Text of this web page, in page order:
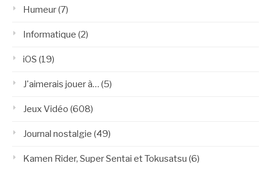
Humeur(7)
Informatique (2)
iOS (19)
J'aimerais jouer à… (5)
Jeux Vidéo (608)
Journal nostalgie (49)
Kamen Rider, Super Sentai et Tokusatsu (6)